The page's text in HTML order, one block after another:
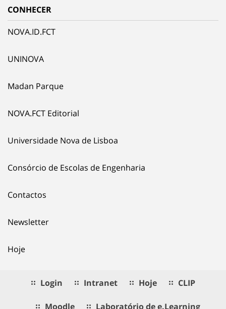
CONHECER
NOVA.ID.FCT
UNINOVA
Madan Parque
NOVA.FCT Editorial
Universidade Nova de Lisboa
Consórcio de Escolas de Engenharia
Contactos
Newsletter
Hoje
Login Intranet Hoje CLIP
Moodle Laboratório de e.Learning